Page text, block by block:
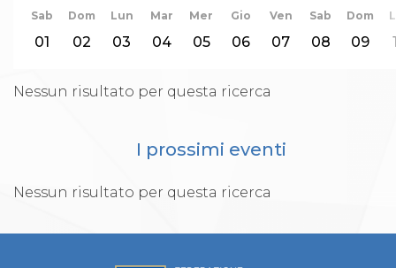
Arbitri
La disciplina
Gare e Risultati
Attività Didattica
La disciplina
Gare e Risultati
Sab
01
Dom
02
Lun
03
Mar
04
Mer
05
Gio
06
Ven
07
Sab
08
Dom
09
Nessun risultato per questa ricerca
I prossimi eventi
Nessun risultato per questa ricerca